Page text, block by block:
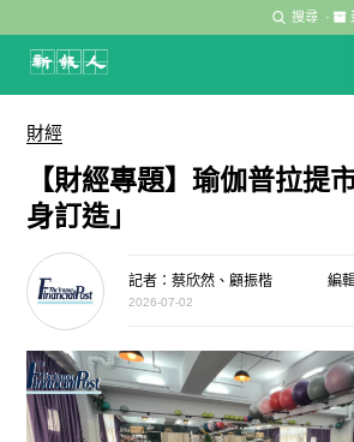
搜尋 ·
財經
【財經專題】瑜伽普拉提
身訂造」
記者：蔡欣然、顧振楷 編
2026-07-02